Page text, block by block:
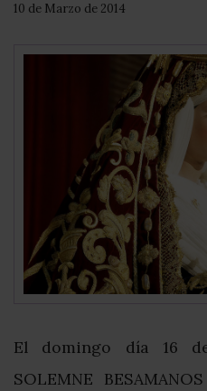
10 de Marzo de 2014
El domingo día 16
SOLEMNE